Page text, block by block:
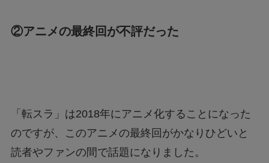
②アニメの最終回が不評だった
「転スラ」は2018年にアニメ化することになった
のですが、このアニメの最終回がかなりひどいと
読者やファンの間で話題になりました。